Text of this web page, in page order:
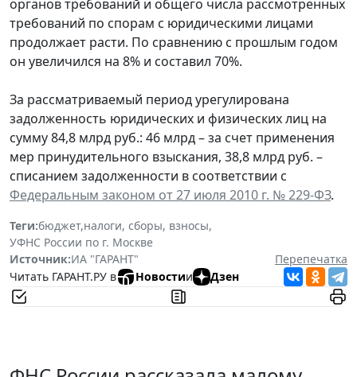
органов требований и общего числа рассмотренных
требований по спорам с юридическими лицами
продолжает расти. По сравнению с прошлым годом
он увеличился на 8% и составил 70%.
За рассматриваемый период урегулирована
задолженность юридических и физических лиц на
сумму 84,8 млрд руб.: 46 млрд – за счет применения
мер принудительного взыскания, 38,8 млрд руб. –
списанием задолженности в соответствии с
Федеральным законом от 27 июля 2010 г. № 229-ФЗ.
Теги:бюджет,налоги, сборы, взносы,
УФНС России по г. Москве
Источник:ИА "ГАРАНТ"
Перепечатка
Читать ГАРАНТ.РУ в
Новостии Дзен